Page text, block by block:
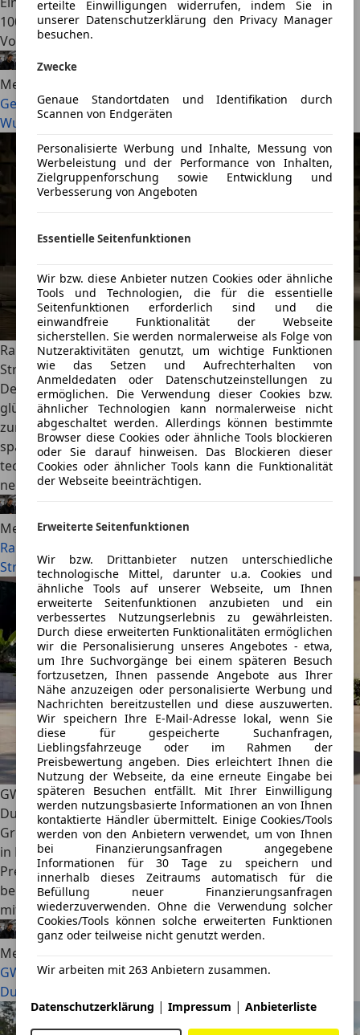
erteilte Einwilligungen widerrufen, indem Sie in
unserer Datenschutzerklärung den Privacy Manager
besuchen.
Zwecke
Genaue Standortdaten und Identifikation durch
Scannen von Endgeräten
Personalisierte Werbung und Inhalte, Messung von
Werbeleistung und der Performance von Inhalten,
Zielgruppenforschung sowie Entwicklung und
Verbesserung von Angeboten
Essentielle Seitenfunktionen
Wir bzw. diese Anbieter nutzen Cookies oder ähnliche
Tools und Technologien, die für die essentielle
Seitenfunktionen erforderlich sind und die
einwandfreie Funktionalität der Webseite
sicherstellen. Sie werden normalerweise als Folge von
Nutzeraktivitäten genutzt, um wichtige Funktionen
wie das Setzen und Aufrechterhalten von
Anmeldedaten oder Datenschutzeinstellungen zu
ermöglichen. Die Verwendung dieser Cookies bzw.
ähnlicher Technologien kann normalerweise nicht
abgeschaltet werden. Allerdings können bestimmte
Browser diese Cookies oder ähnliche Tools blockieren
oder Sie darauf hinweisen. Das Blockieren dieser
Cookies oder ähnlicher Tools kann die Funktionalität
der Webseite beeinträchtigen.
Erweiterte Seitenfunktionen
Wir bzw. Drittanbieter nutzen unterschiedliche
technologische Mittel, darunter u.a. Cookies und
ähnliche Tools auf unserer Webseite, um Ihnen
erweiterte Seitenfunktionen anzubieten und ein
verbessertes Nutzungserlebnis zu gewährleisten.
Durch diese erweiterten Funktionalitäten ermöglichen
wir die Personalisierung unseres Angebotes - etwa,
um Ihre Suchvorgänge bei einem späteren Besuch
fortzusetzen, Ihnen passende Angebote aus Ihrer
Nähe anzuzeigen oder personalisierte Werbung und
Nachrichten bereitzustellen und diese auszuwerten.
Wir speichern Ihre E-Mail-Adresse lokal, wenn Sie
diese für gespeicherte Suchanfragen,
Lieblingsfahrzeuge oder im Rahmen der
Preisbewertung angeben. Dies erleichtert Ihnen die
Nutzung der Webseite, da eine erneute Eingabe bei
späteren Besuchen entfällt. Mit Ihrer Einwilligung
werden nutzungsbasierte Informationen an von Ihnen
kontaktierte Händler übermittelt. Einige Cookies/Tools
werden von den Anbietern verwendet, um von Ihnen
bei Finanzierungsanfragen angegebene
Informationen für 30 Tage zu speichern und
innerhalb dieses Zeitraums automatisch für die
Befüllung neuer Finanzierungsanfragen
wiederzuverwenden. Ohne die Verwendung solcher
Cookies/Tools können solche erweiterten Funktionen
ganz oder teilweise nicht genutzt werden.
Wir arbeiten mit 263 Anbietern zusammen.
Datenschutzerklärung | Impressum | Anbieterliste
100 Kilometer. Doch der Extremantrieb hat nicht nur
Vorteile.
Alexander Nocker
Mehr lesen
Geely Galaxy TT: Das effizienteste Auto der Welt?
Wunderantrieb halbiert den Verbrauch
Range Rover GT (2026): Luxustourer statt SUV. Briten-
Stromer mit Digital Detox
Der Range Rover GT läutet wohl das Aus für den
glücklosen Velar ein. Der erste Nicht-SUV der Marke rollt
zunächst als rein elektrischer Langstreckentourer an,
später folgen hybridisierte Verbrenner. Offizielle
technische Daten zu Batterie, Reichweite und Leistung
nennt Range Rover noch nicht.
Mehr lesen
Range Rover GT (2026): Luxustourer statt SUV. Briten-
Stromer mit Digital Detox
GWM ORA 5: China-Vollhybrid stürmt den Markt zum
Dumpingpreis
Great Wall Motor erweitert das Angebot des neuen ORA 5
in Deutschland. Nach dem Benziner sind nun auch die
Preise für den Vollhybrid bekannt. Der ORA 5 HEV startet
bei 28.990 Euro, kombiniert einen 1,5-Liter-Turbobenziner
mit einem Elektromotor und leistet 223 PS.
Alexander Nocker·22.07.2026·3 Min. Lesezeit
Mehr lesen
GWM ORA 5: China-Vollhybrid stürmt den Markt zum
Dumpingpreis